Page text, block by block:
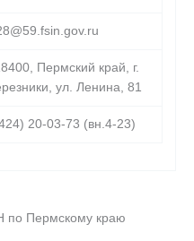
Пермский край, г.
ул. Ленина, 81
20-03-73 (вн.4-23)
по Пермскому краю